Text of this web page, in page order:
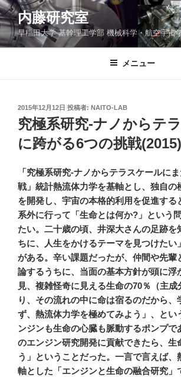
コ
ン
テ
ン
内藤研究室
早稲田大学 基幹理工学部 機械科学・航空宇宙
メニュー
投
稿
日:
2015年12月12日 投稿者: NAITO-LAB
究極系研究-ナノからテ
に跨がる6つの挑戦(2015)
「究極系研究-ナノからテラスケールに
戦」統計熱流体力学を基軸とし、独自の
を開発し、宇宙の本格的利用を促進する
系外に行って「生命とは何か?」という
たい。二十歳の頃、井深大さんの足跡を
ちに、人生をかけるテーマを見つけたい
がある。辛い課題だったが、仲間や先輩
論するうちに、当面の基本方針が頭に浮
見、複雑怪奇に見える生命の70％（主成
り、その流れの中に命は宿るのだから、
ず、熱流体力学を極めてみよう」、とい
ンジンも生命の心臓も脈動するポンプで
のエンジン研究開発に貢献できたら、生
う」ということだった。一言で言えば、
軸とした「エンジンと生命の融合研究」